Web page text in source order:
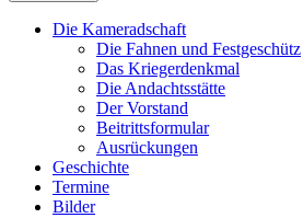
Die Kameradschaft
Die Fahnen und Festgeschütz
Das Kriegerdenkmal
Die Andachtsstätte
Der Vorstand
Beitrittsformular
Ausrückungen
Geschichte
Termine
Bilder